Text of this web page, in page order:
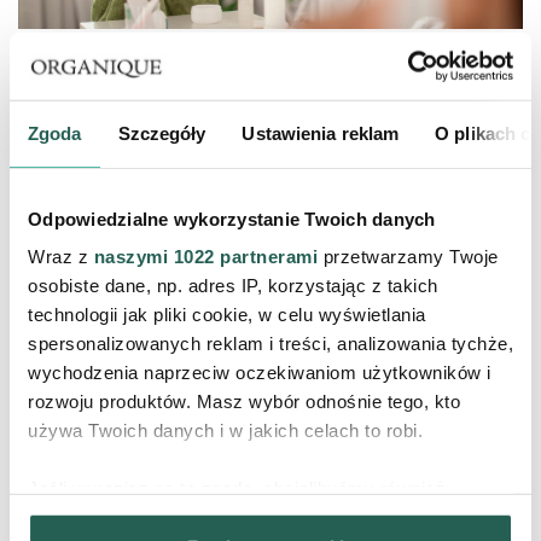
Zgoda Szczegóły Ustawienia reklam O plikach
Odpowiedzialne wykorzystanie Twoich danych
Wraz z naszymi 1022 partnerami przetwarzamy Twoje
osobiste dane, np. adres IP, korzystając z takich
technologii jak pliki cookie, w celu wyświetlania
spersonalizowanych reklam i treści, analizowania tychże,
wychodzenia naprzeciw oczekiwaniom użytkowników i
rozwoju produktów. Masz wybór odnośnie tego, kto
używa Twoich danych i w jakich celach to robi.
Gromadzić dane dotyczące Twojej lokalizacji
Żeby raz na zawsze pożegnać suche kolana i łokcie,
należy zacząć od ustalenia przyczyny nadmiernego
przesuszania skóry. Jeśli okaże się, że to jeden z
niedoczynności tarczycy, konieczne jest podjęcie
odpowiedniego leczenia.
Jeżelijednak problemy z suchą skórą łokci to kwestia
działania
czynników zewnętrznych, wystarczy właściwa
pielęgnacja, regularne nawilżanie, złuszczanie i dobry